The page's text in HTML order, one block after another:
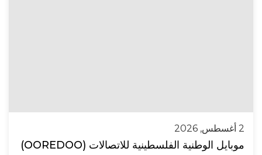
2 أغسطس, 2026
موبايل الوطنية الفلسطينية للاتصالات (OOREDOO)